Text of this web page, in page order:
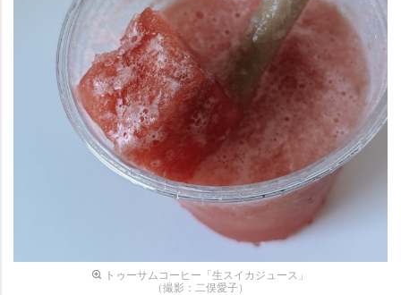
トゥーサムコーヒー「生スイカジュース」
（撮影：二俣愛子）